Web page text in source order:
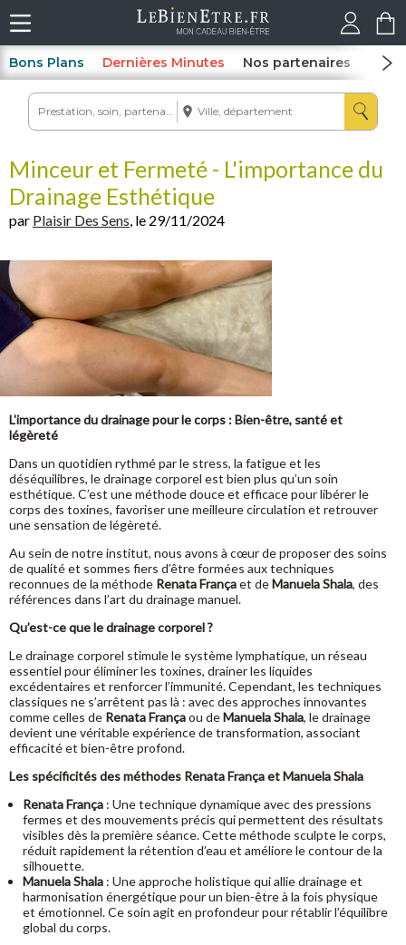
Bons Plans Dernières Minutes Nos partenaires Spas
Minceur et Fermeté - L'importance du
Drainage Esthétique
par Plaisir Des Sens, le 29/11/2024
L'importance du drainage pour le corps : Bien-être, santé et
légèreté
Dans un quotidien rythmé par le stress, la fatigue et les
déséquilibres, le drainage corporel est bien plus qu’un soin
esthétique. C’est une méthode douce et efficace pour libérer le
corps des toxines, favoriser une meilleure circulation et retrouver
une sensation de légèreté.
Au sein de notre institut, nous avons à cœur de proposer des soins
de qualité et sommes fiers d’être formées aux techniques
reconnues de la méthode Renata Françaet deManuela Shala, des
références dans l’art du drainage manuel.
Qu’est-ce que le drainage corporel ?
Le drainage corporel stimule le système lymphatique, un réseau
essentiel pour éliminer les toxines, drainer les liquides
excédentaires et renforcer l’immunité. Cependant, les techniques
classiques ne s’arrêtent pas là : avec des approches innovantes
comme celles de Renata Françaou deManuela Shala, le drainage
devient une véritable expérience de transformation, associant
efficacité et bien-être profond.
Les spécificités des méthodes Renata França et Manuela Shala
Renata França : Une technique dynamique avec des pressions
fermes et des mouvements précis qui permettent des résultats
visibles dès la première séance. Cette méthode sculpte le corps,
réduit rapidement la rétention d’eau et améliore le contour de la
silhouette.
Manuela Shala : Une approche holistique qui allie drainage et
harmonisation énergétique pour un bien-être à la fois physique
et émotionnel. Ce soin agit en profondeur pour rétablir l’équilibre
global du corps.